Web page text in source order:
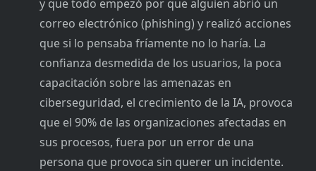
y que todo empezó por que alguien abrió un
correo electrónico (phishing) y realizó acciones
que si lo pensaba fríamente no lo haría. La
confianza desmedida de los usuarios, la poca
capacitación sobre las amenazas en
ciberseguridad, el crecimiento de la IA, provoca
que el 90% de las organizaciones afectadas en
sus procesos, fuera por un error de una
persona que provoca sin querer un incidente.